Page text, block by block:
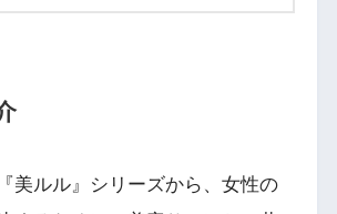
美ルル』シリーズから、女性の